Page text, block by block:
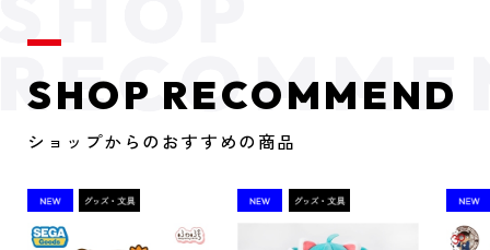
SHOP RECOMMEND
ショップからのおすすめの商品